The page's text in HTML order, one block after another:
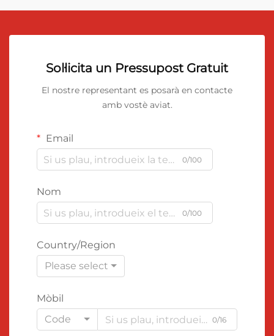
Sol·licita un Pressupost Gratuit
El nostre representant es posarà en contacte
amb vostè aviat.
Email
0/100
Nom
0/100
Country/Region
Please select
Mòbil
Code
0/16